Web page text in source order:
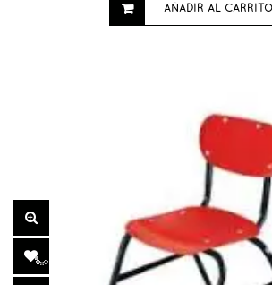
AÑADIR AL CARRITO